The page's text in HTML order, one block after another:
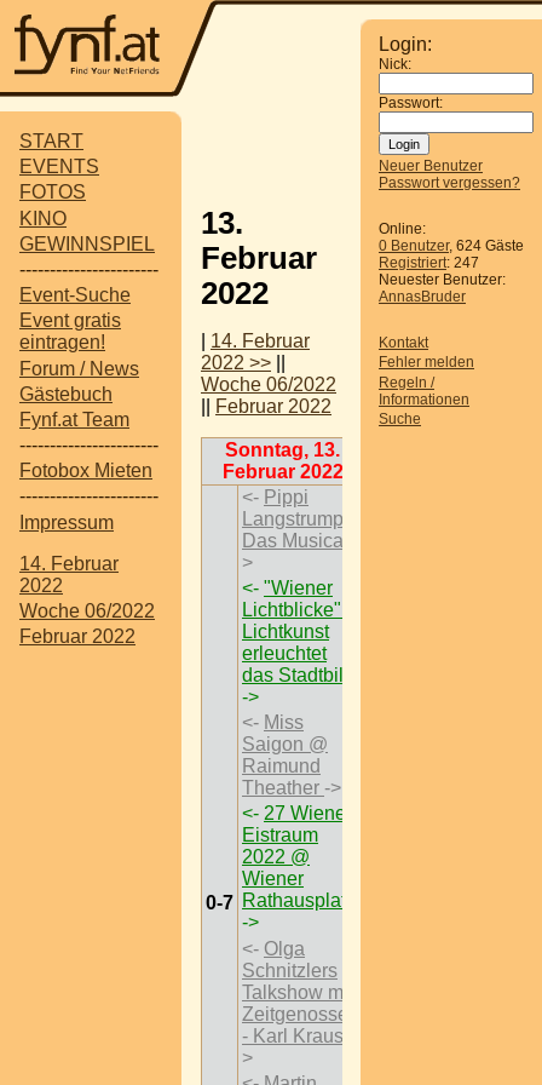
START
EVENTS
FOTOS
KINO
GEWINNSPIEL
-----------------------
Event-Suche
Event gratis
eintragen!
Forum / News
Gästebuch
Fynf.at Team
-----------------------
Fotobox Mieten
-----------------------
Impressum
14. Februar
2022
Woche 06/2022
Februar 2022
Login:
Nick:
Passwort:
Neuer Benutzer
Passwort vergessen?
Online:
0 Benutzer, 624 Gäste
Registriert: 247
Neuester Benutzer:
AnnasBruder
Kontakt
Fehler melden
Regeln /
Informationen
Suche
13.
Februar
2022
14. Februar
2022 >>
Woche 06/2022
Februar 2022
Sonntag, 13.
Februar 2022
0-7
<- Pippi
Langstrumpf -
Das Musical
>
<- "Wiener
Lichtblicke":
Lichtkunst
erleuchtet
das Stadtbild
->
<- Miss
Saigon @
Raimund
Theather ->
<- 27 Wiener
Eistraum
2022 @
Wiener
Rathausplatz
->
<- Olga
Schnitzlers
Talkshow mit
Zeitgenossen
- Karl Kraus
>